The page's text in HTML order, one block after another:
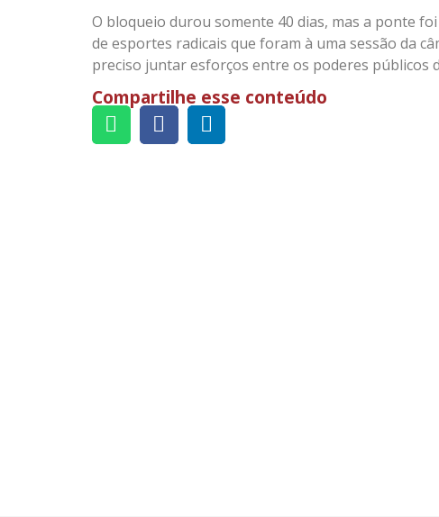
O bloqueio durou somente 40 dias, mas a ponte
de esportes radicais que foram à uma sessão da
preciso juntar esforços entre os poderes públicos
Compartilhe esse conteúdo